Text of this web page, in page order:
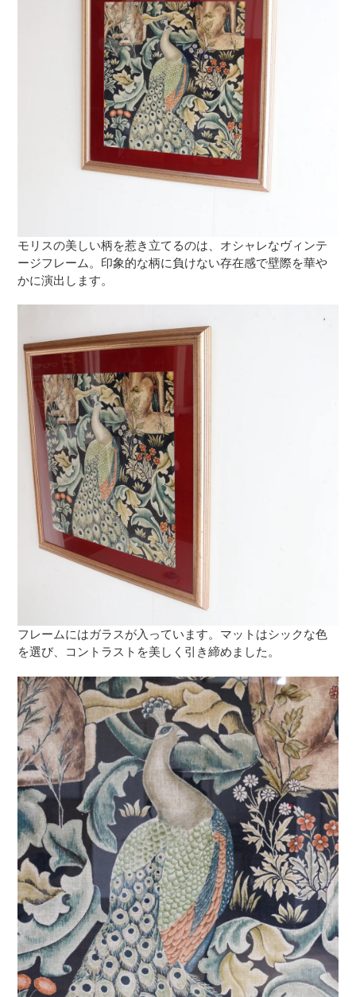
モリスの美しい柄を惹き立てるのは、オシャレなヴィンテ
ージフレーム。印象的な柄に負けない存在感で壁際を華や
かに演出します。
フレームにはガラスが入っています。マットはシックな色
を選び、コントラストを美しく引き締めました。